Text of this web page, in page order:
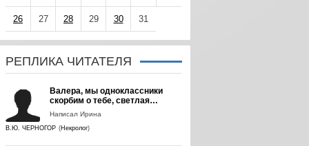
26 27 28 29 30 31
РЕПЛИКА ЧИТАТЕЛЯ
Валера, мы одноклассники
скорбим о тебе, светлая…
Написал Ирина
В.Ю. ЧЕРНОГОР (Некролог)